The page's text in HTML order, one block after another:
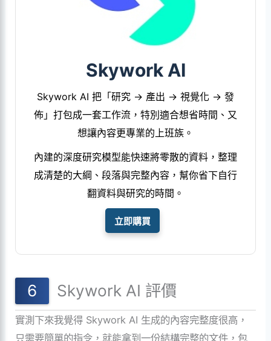
Skywork AI
Skywork AI 把「研究 → 產出 → 視覺化 → 發
佈」打包成一套工作流，特別適合想省時間、又
想讓內容更專業的上班族。
內建的深度研究模型能快速將零散的資料，整理
成清楚的大綱、段落與完整內容，幫你省下自行
翻資料與研究的時間。
立即購買
Skywork AI 評價
實測下來我覺得 Skywork AI 生成的內容完整度很高，
只需要簡單的指令，就能拿到一份結構完整的文件，包